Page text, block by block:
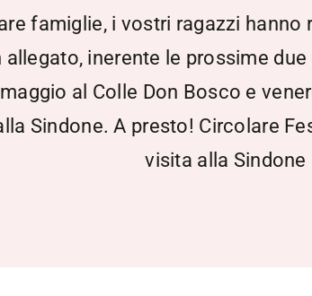
famiglie, i vostri ragazzi hanno
allegato, inerente le prossime
al Colle Don Bosco e
Sindone. A presto! Circolare
visita alla Sindone